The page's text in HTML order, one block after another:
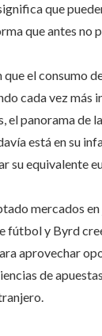
que
que antes no
que el consumo
cada vez más
el panorama de
está en su
su equivalente
mercados
fútbol y Byrd
aprovechar
de